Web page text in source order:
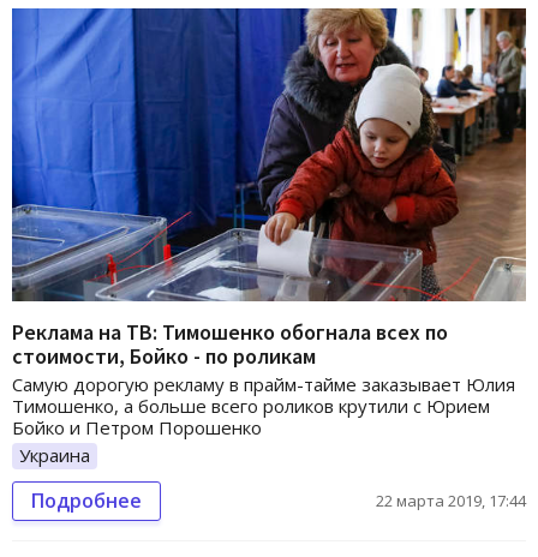
Реклама на ТВ: Тимошенко обогнала всех по
стоимости, Бойко - по роликам
Самую дорогую рекламу в прайм-тайме заказывает Юлия
Тимошенко, а больше всего роликов крутили с Юрием
Бойко и Петром Порошенко
Украина
Подробнее 22 марта 2019, 17:44